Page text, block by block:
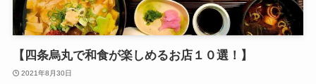
【四条烏丸で和食が楽しめるお店１０選！】
2021年8月30日